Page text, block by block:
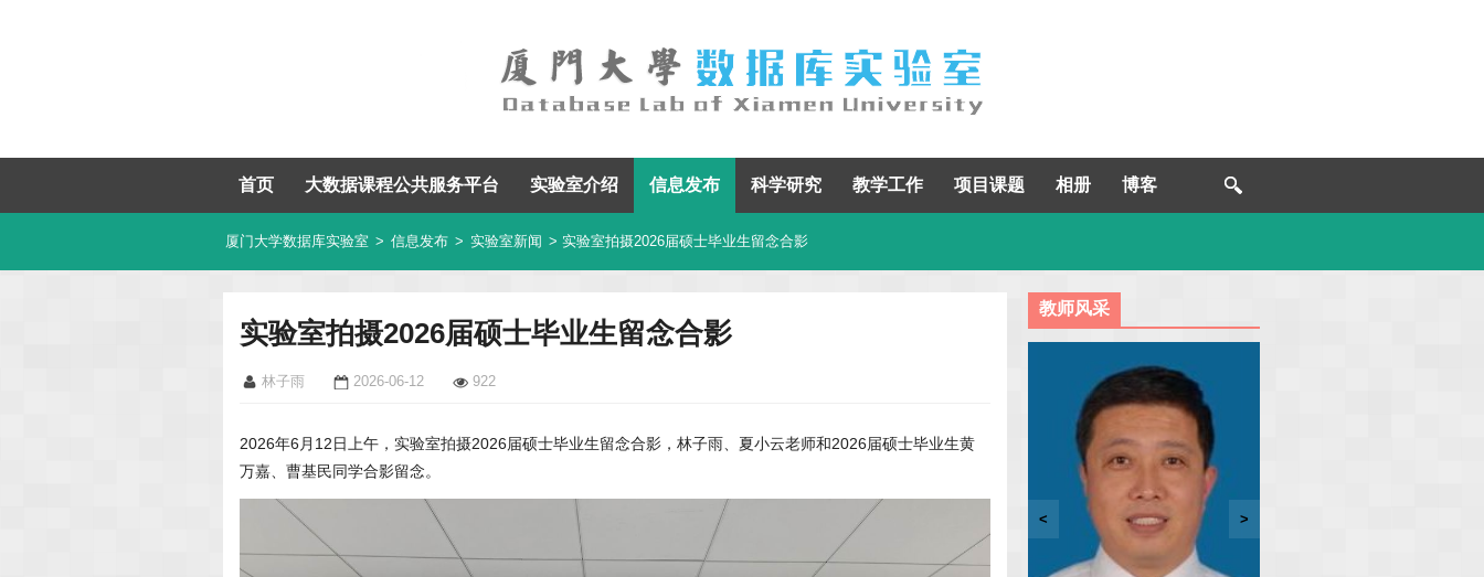
首页 大数据课程公共服务平台 实验室介绍 信息发布 科学研究 教学工作 项目课题 相册 博客
厦门大学数据库实验室 > 信息发布 > 实验室新闻 > 实验室拍摄2026届硕士毕业生留念合影
实验室拍摄2026届硕士毕业生留念合影
林子雨 2026-06-12 922
2026年6月12日上午，实验室拍摄2026届硕士毕业生留念合影，林子雨、夏小云老师和2026届硕士毕业生黄
万嘉、曹基民同学合影留念。
教师风采
< >